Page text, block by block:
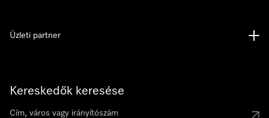
Kereskedők keresése
Üzleti partner